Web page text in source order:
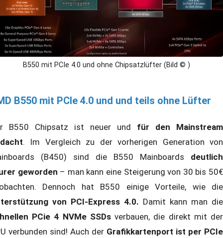
B550 mit PCIe 4.0 und ohne Chipsatzlüfter (Bild © )
B550 mit PCIe 4.0 und und teils ohne Lüfter
B550 Chipsatz ist neuer und für den Mainstream
. Im Vergleich zu der vorherigen Generation von
(B450) sind die B550 Mainboards deutlich
geworden – man kann eine Steigerung von 30 bis 50€
Dennoch hat B550 einige Vorteile, wie die
von PCI-Express 4.0. Damit kann man die
PCie 4 NVMe SSDsverbauen, die direkt mit der
verbunden sind! Auch der Grafikkartenport ist per PCIe